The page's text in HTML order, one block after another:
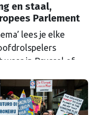
en staal,
Parlement
lees je elke
waar in Brussel of